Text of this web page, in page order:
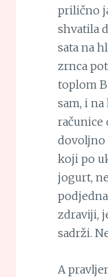
prilično
shvatila
sata na
zrnca
toplom
sam, i
računice
dovoljno
koji po
jogurt,
zdraviji,
sadrži.
A